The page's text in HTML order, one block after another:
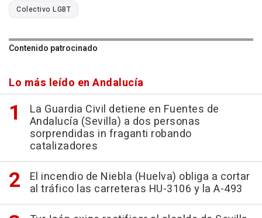
Colectivo LGBT
Contenido patrocinado
Lo más leído en Andalucía
La Guardia Civil detiene en Fuentes de
Andalucía (Sevilla) a dos personas
sorprendidas in fraganti robando
catalizadores
El incendio de Niebla (Huelva) obliga a cortar
al tráfico las carreteras HU-3106 y la A-493